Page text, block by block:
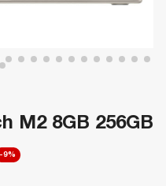
M2 8GB 256GB
-9%